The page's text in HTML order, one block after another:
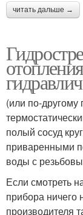
читать дальше →
(или по-другому
полый сосуд
приваренными
воды с
Если смотреть
прибора ничего
производителя